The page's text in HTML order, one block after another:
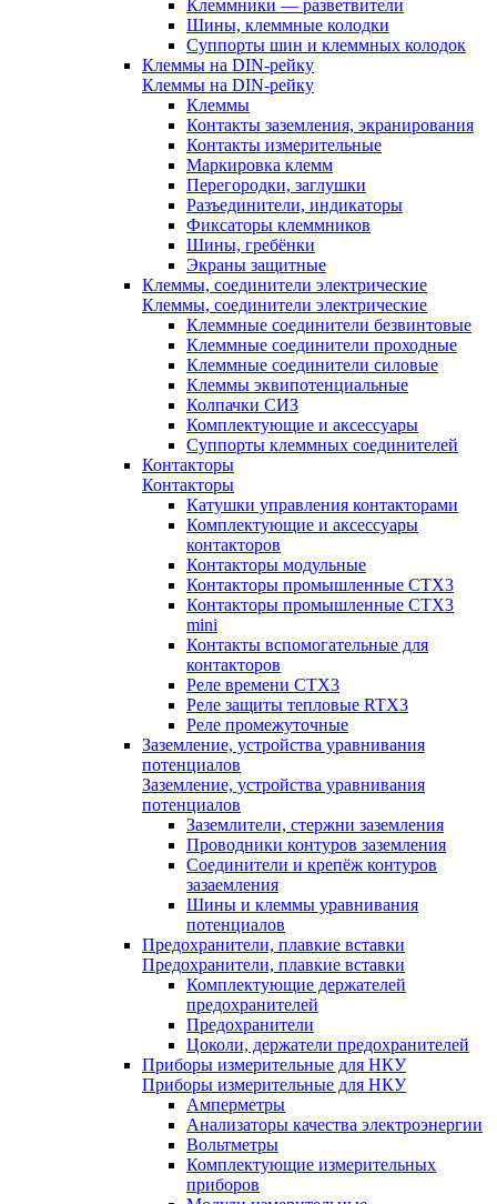
Клеммники — разветвители
Шины, клеммные колодки
Суппорты шин и клеммных колодок
Клеммы на DIN-рейку
Клеммы на DIN-рейку
Клеммы
Контакты заземления, экранирования
Контакты измерительные
Маркировка клемм
Перегородки, заглушки
Разъединители, индикаторы
Фиксаторы клеммников
Шины, гребёнки
Экраны защитные
Клеммы, соединители электрические
Клеммы, соединители электрические
Клеммные соединители безвинтовые
Клеммные соединители проходные
Клеммные соединители силовые
Клеммы эквипотенциальные
Колпачки СИЗ
Комплектующие и аксессуары
Суппорты клеммных соединителей
Контакторы
Контакторы
Катушки управления контакторами
Комплектующие и аксессуары
контакторов
Контакторы модульные
Контакторы промышленные CTX3
Контакторы промышленные CTX3
mini
Контакты вспомогательные для
контакторов
Реле времени CTX3
Реле защиты тепловые RTX3
Реле промежуточные
Заземление, устройства уравнивания
потенциалов
Заземление, устройства уравнивания
потенциалов
Заземлители, стержни заземления
Проводники контуров заземления
Соединители и крепёж контуров
зазаемления
Шины и клеммы уравнивания
потенциалов
Предохранители, плавкие вставки
Предохранители, плавкие вставки
Комплектующие держателей
предохранителей
Предохранители
Цоколи, держатели предохранителей
Приборы измерительные для НКУ
Приборы измерительные для НКУ
Амперметры
Анализаторы качества электроэнергии
Вольтметры
Комплектующие измерительных
приборов